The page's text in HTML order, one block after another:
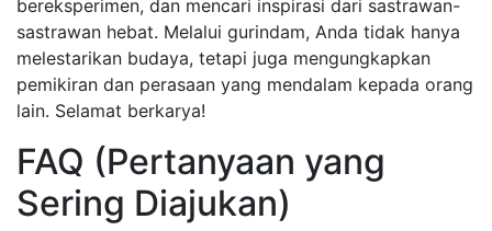
bereksperimen, dan mencari inspirasi dari sastrawan-
sastrawan hebat. Melalui gurindam, Anda tidak hanya
melestarikan budaya, tetapi juga mengungkapkan
pemikiran dan perasaan yang mendalam kepada orang
lain. Selamat berkarya!
FAQ (Pertanyaan yang
Sering Diajukan)